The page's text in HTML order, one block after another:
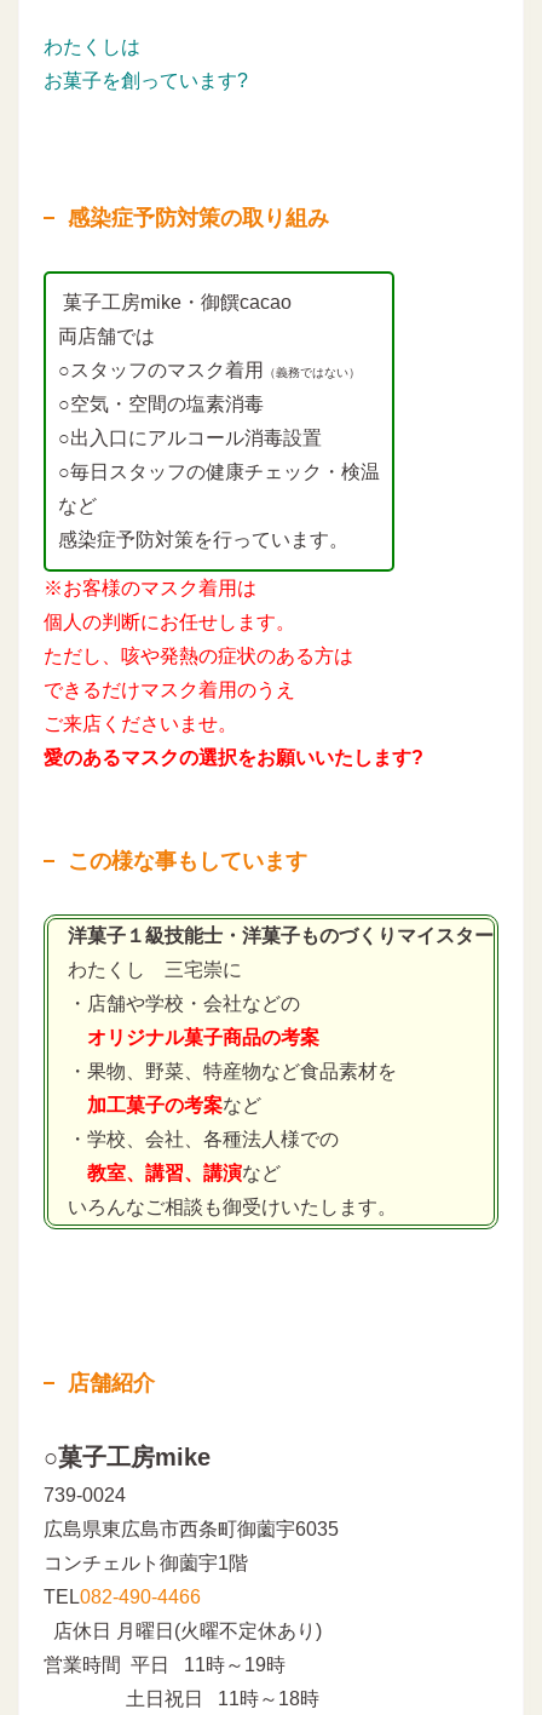
わたくしは
お菓子を創っています?
感染症予防対策の取り組み
菓子工房mike・御饌cacao
両店舗では
○スタッフのマスク着用
（義務ではない）
○空気・空間の塩素消毒
○出入口にアルコール消毒設置
○毎日スタッフの健康チェック・検温
など
感染症予防対策を行っています。
※お客様のマスク着用は
個人の判断にお任せします。
ただし、咳や発熱の症状のある方は
できるだけマスク着用のうえ
ご来店くださいませ。
愛のあるマスクの選択をお願いいたします?
この様な事もしています
洋菓子１級技能士・洋菓子ものづくりマイスター
わたくし 三宅崇に
・店舗や学校・会社などの
オリジナル菓子商品の考案
・果物、野菜、特産物など食品素材を
加工菓子の考案など
・学校、会社、各種法人様での
教室、講習、講演など
いろんなご相談も御受けいたします。
店舗紹介
○菓子工房mike
739-0024
広島県東広島市西条町御薗宇6035
コンチェルト御薗宇1階
TEL082-490-4466
店休日 月曜日(火曜不定休あり)
営業時間 平日 11時～19時
土日祝日 11時～18時